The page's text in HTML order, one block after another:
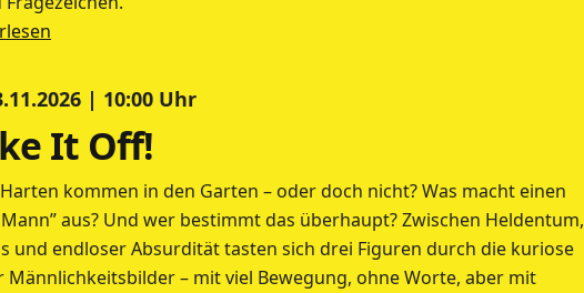
| 10:00 Uhr
It Off!
kommen in den Garten – oder doch nicht? Was macht einen
aus? Und wer bestimmt das überhaupt? Zwischen Heldentum,
und endloser Absurdität tasten sich drei Figuren durch die kuriose
Männlichkeitsbilder – mit viel Bewegung, ohne Worte, aber mit